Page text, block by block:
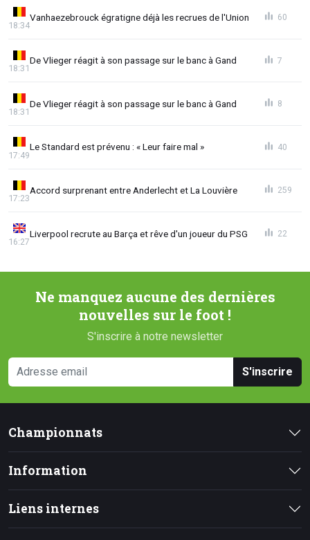
Vanhaezebrouck égratigne déjà les recrues de l'Union
18:34
60
De Vlieger réagit à son passage sur le banc à Gand
18:31
7
De Vlieger réagit à son passage sur le banc à Gand
18:31
8
Le Standard est prévenu : « Leur faire mal »
17:49
40
Accord surprenant entre Anderlecht et La Louvière
17:23
259
Liverpool recrute au Barça et rêve d'un joueur du PSG
16:27
22
Ne manquez aucune des dernières
nouvelles sur le foot !
S'inscrire à notre newsletter
S'inscrire
Championnats
Information
Liens internes